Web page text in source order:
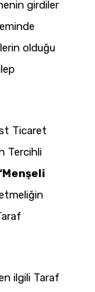
girdiler
olduğu
Ticaret
Tercihli
ilgili Taraf